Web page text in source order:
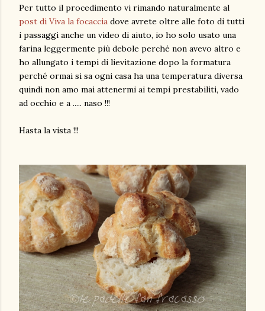
Per tutto il procedimento vi rimando naturalmente al
post di Viva la focaccia dove avrete oltre alle foto di tutti
i passaggi anche un video di aiuto, io ho solo usato una
farina leggermente più debole perché non avevo altro e
ho allungato i tempi di lievitazione dopo la formatura
perché ormai si sa ogni casa ha una temperatura diversa
quindi non amo mai attenermi ai tempi prestabiliti, vado
ad occhio e a ..... naso !!!
Hasta la vista !!!